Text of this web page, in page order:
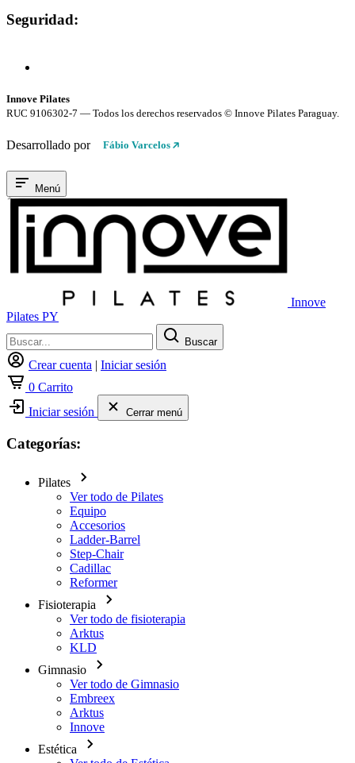
Seguridad:
Innove Pilates
RUC 9106302-7 — Todos los derechos reservados © Innove Pilates Paraguay.
Desarrollado por Fábio Varcelos
Menú
Innove
Pilates PY
Buscar
Crear cuenta | Iniciar sesión
0 Carrito
Iniciar sesión
Cerrar menú
Categorías:
Pilates
Ver todo de Pilates
Equipo
Accesorios
Ladder-Barrel
Step-Chair
Cadillac
Reformer
Fisioterapia
Ver todo de fisioterapia
Arktus
KLD
Gimnasio
Ver todo de Gimnasio
Embreex
Arktus
Innove
Estética